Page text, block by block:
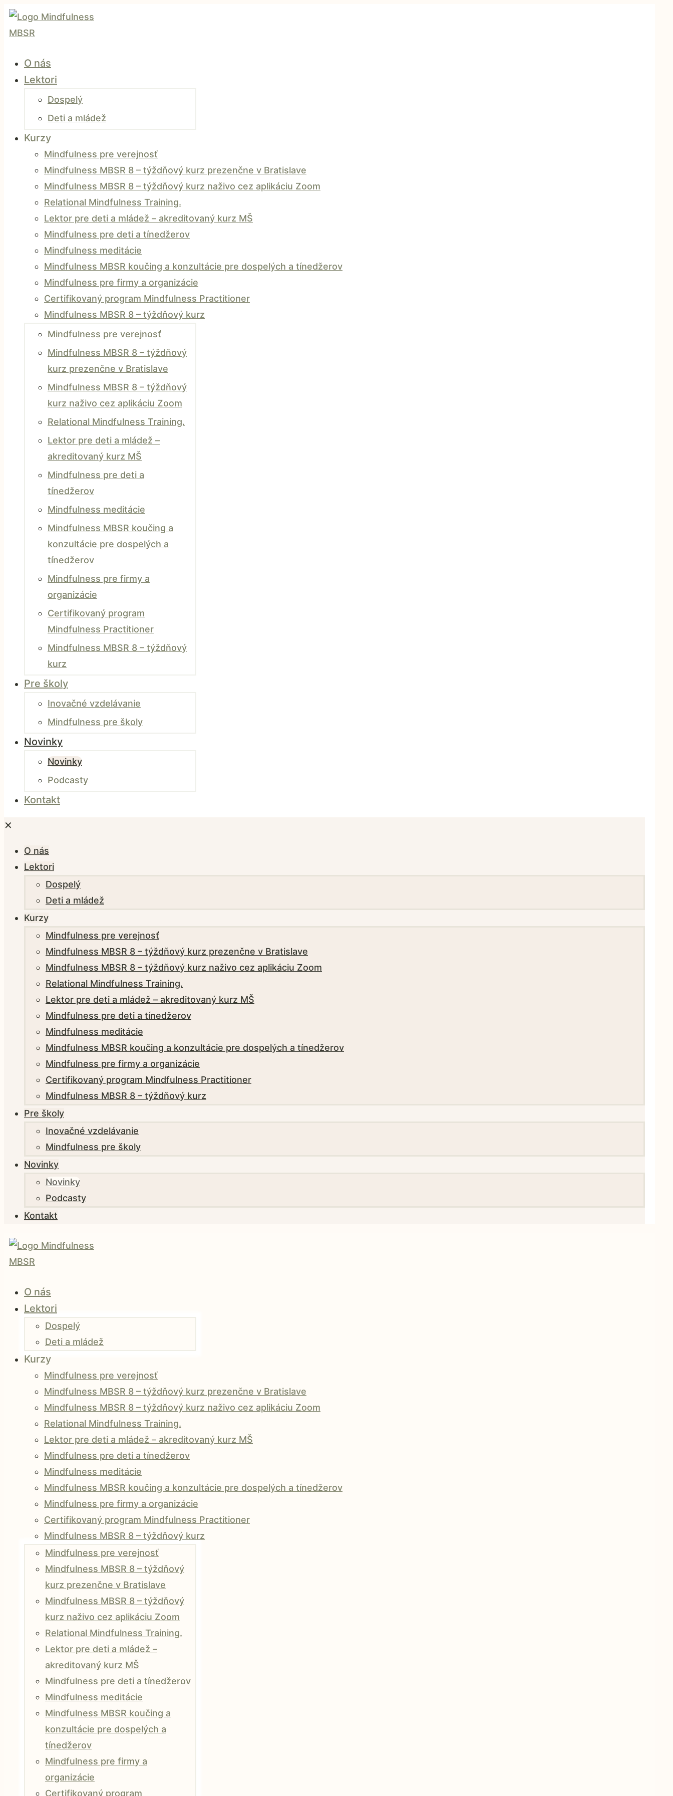
O nás
Lektori
Dospelý
Deti a mládež
Kurzy
Mindfulness pre verejnosť
Mindfulness MBSR 8 – týždňový kurz prezenčne v Bratislave
Mindfulness MBSR 8 – týždňový kurz naživo cez aplikáciu Zoom
Relational Mindfulness Training.
Lektor pre deti a mládež – akreditovaný kurz MŠ
Mindfulness pre deti a tínedžerov
Mindfulness meditácie
Mindfulness MBSR koučing a konzultácie pre dospelých a tínedžerov
Mindfulness pre firmy a organizácie
Certifikovaný program Mindfulness Practitioner
Mindfulness MBSR 8 – týždňový kurz
Mindfulness pre verejnosť
Mindfulness MBSR 8 – týždňový
kurz prezenčne v Bratislave
Mindfulness MBSR 8 – týždňový
kurz naživo cez aplikáciu Zoom
Relational Mindfulness Training.
Lektor pre deti a mládež –
akreditovaný kurz MŠ
Mindfulness pre deti a
tínedžerov
Mindfulness meditácie
Mindfulness MBSR koučing a
konzultácie pre dospelých a
tínedžerov
Mindfulness pre firmy a
organizácie
Certifikovaný program
Mindfulness Practitioner
Mindfulness MBSR 8 – týždňový
kurz
Pre školy
Inovačné vzdelávanie
Mindfulness pre školy
Novinky
Novinky
Podcasty
Kontakt
✕
O nás
Lektori
Dospelý
Deti a mládež
Kurzy
Mindfulness pre verejnosť
Mindfulness MBSR 8 – týždňový kurz prezenčne v Bratislave
Mindfulness MBSR 8 – týždňový kurz naživo cez aplikáciu Zoom
Relational Mindfulness Training.
Lektor pre deti a mládež – akreditovaný kurz MŠ
Mindfulness pre deti a tínedžerov
Mindfulness meditácie
Mindfulness MBSR koučing a konzultácie pre dospelých a tínedžerov
Mindfulness pre firmy a organizácie
Certifikovaný program Mindfulness Practitioner
Mindfulness MBSR 8 – týždňový kurz
Pre školy
Inovačné vzdelávanie
Mindfulness pre školy
Novinky
Novinky
Podcasty
Kontakt
O nás
Lektori
Dospelý
Deti a mládež
Kurzy
Mindfulness pre verejnosť
Mindfulness MBSR 8 – týždňový kurz prezenčne v Bratislave
Mindfulness MBSR 8 – týždňový kurz naživo cez aplikáciu Zoom
Relational Mindfulness Training.
Lektor pre deti a mládež – akreditovaný kurz MŠ
Mindfulness pre deti a tínedžerov
Mindfulness meditácie
Mindfulness MBSR koučing a konzultácie pre dospelých a tínedžerov
Mindfulness pre firmy a organizácie
Certifikovaný program Mindfulness Practitioner
Mindfulness MBSR 8 – týždňový kurz
Mindfulness pre verejnosť
Mindfulness MBSR 8 – týždňový
kurz prezenčne v Bratislave
Mindfulness MBSR 8 – týždňový
kurz naživo cez aplikáciu Zoom
Relational Mindfulness Training.
Lektor pre deti a mládež –
akreditovaný kurz MŠ
Mindfulness pre deti a tínedžerov
Mindfulness meditácie
Mindfulness MBSR koučing a
konzultácie pre dospelých a
tínedžerov
Mindfulness pre firmy a
organizácie
Certifikovaný program